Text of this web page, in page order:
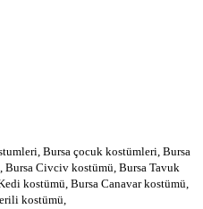
Bursa çocuk kostümleri, Bursa
Civciv kostümü, Bursa Tavuk
kostümü, Bursa Canavar kostümü,
kostümü,